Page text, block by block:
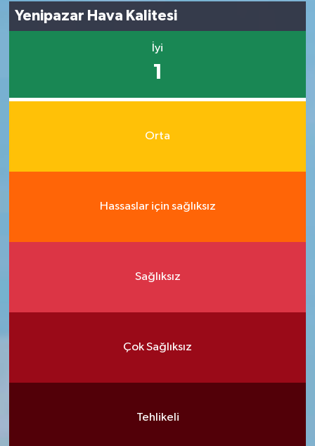
Yenipazar Hava Kalitesi
İyi
1
Orta
Hassaslar için sağlıksız
Sağlıksız
Çok Sağlıksız
Tehlikeli